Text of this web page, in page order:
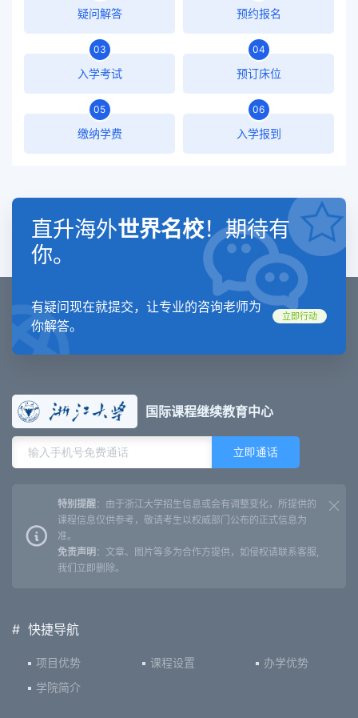
疑问解答 预约报名
03
入学考试
04
预订床位
05
缴纳学费
06
入学报到
直升海外世界名校！期待有
你。
有疑问现在就提交，让专业的咨询老师为
你解答。
立即行动
国际课程继续教育中心
特别提醒：由于浙江大学招生信息或会有调整变化，所提供的
课程信息仅供参考，敬请考生以权威部门公布的正式信息为
准。
免责声明 ：文章、图片等多为合作方提供，如侵权请联系客服,
我们立即删除。
# 快捷导航
项目优势 课程设置
办学优势
学院简介